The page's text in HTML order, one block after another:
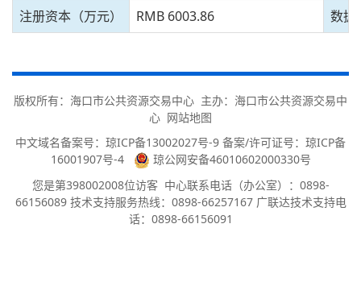
注册资本（万元）
RMB 6003.86 数据
版权所有：海口市公共资源交易中心 主办：海口市公共资源交易中
心 网站地图
中文域名备案号： 琼ICP备13002027号-9 备案/许可证号：琼ICP备
16001907号-4
琼公网安备46010602000330号
您是第398002008位访客 中心联系电话（办公室）：0898-
66156089 技术支持服务热线：0898-66257167 广联达技术支持电
话：0898-66156091